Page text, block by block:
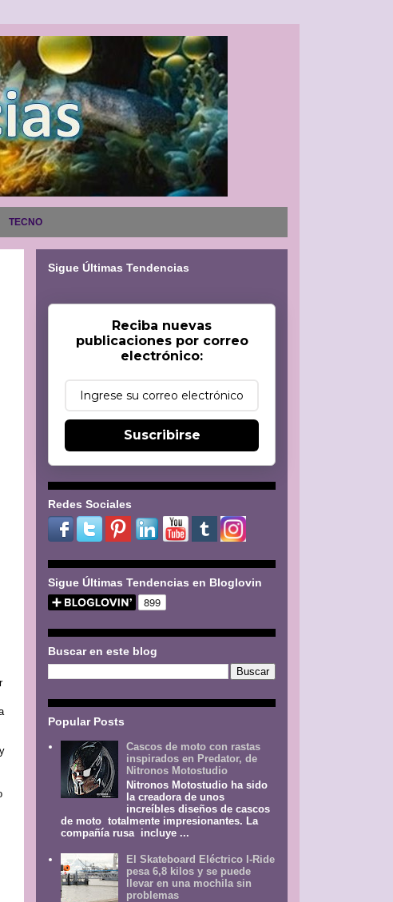
TECNO
Sigue Últimas Tendencias
Reciba nuevas
publicaciones por correo
electrónico:
Suscribirse
Redes Sociales
Sigue Últimas Tendencias en Bloglovin
Buscar en este blog
Popular Posts
Cascos de moto con rastas
inspirados en Predator, de
Nitronos Motostudio
Nitronos Motostudio ha sido
la creadora de unos
increíbles diseños de cascos
de moto totalmente impresionantes. La
compañía rusa incluye ...
El Skateboard Eléctrico I-Ride
pesa 6,8 kilos y se puede
llevar en una mochila sin
problemas